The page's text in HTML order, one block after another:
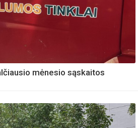
mėnesio sąskaitos